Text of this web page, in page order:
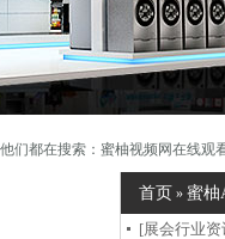
他们都在搜索： 蜜柚视频网在线观
首页 » 蜜柚
[展会行业资